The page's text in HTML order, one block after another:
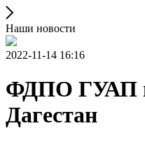
Наши новости
2022-11-14 16:16
ФДПО ГУАП
Дагестан